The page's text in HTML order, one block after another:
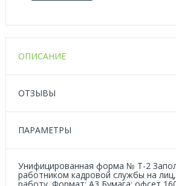
ОПИСАНИЕ
ОТЗЫВЫ
ПАРАМЕТРЫ
Унифицированная форма № Т-2
работником кадровой службы на